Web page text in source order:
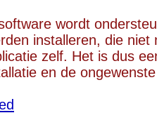
wordt
installeren, die niet
zelf. Het is dus
en de